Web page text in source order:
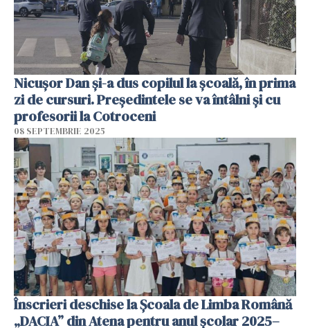
Nicușor Dan și-a dus copilul la școală, în prima
zi de cursuri. Președintele se va întâlni și cu
profesorii la Cotroceni
08 SEPTEMBRIE 2025
Înscrieri deschise la Școala de Limba Română
„DACIA” din Atena pentru anul școlar 2025–